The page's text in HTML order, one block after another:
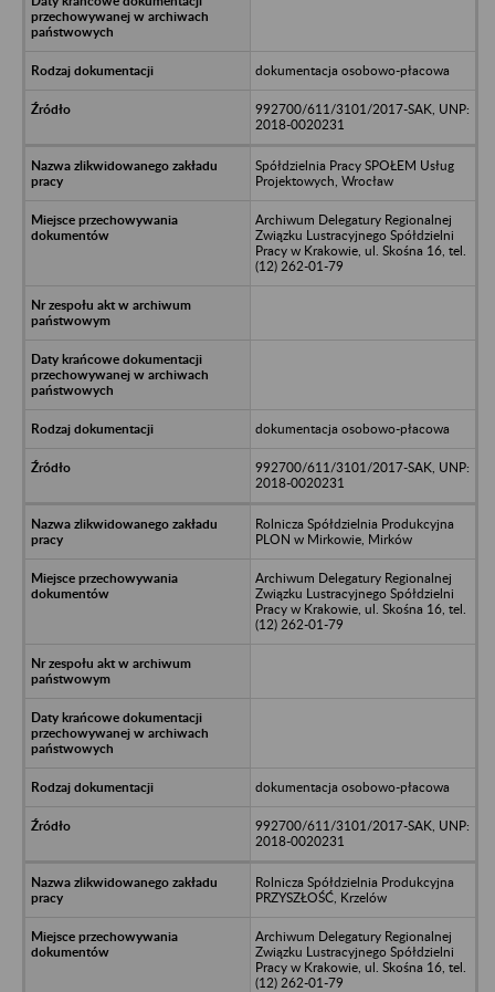
dokumentacja osobowo-płacowa
992700/611/3101/2017-SAK, UNP:
2018-0020231
Spółdzielnia Pracy SPOŁEM Usług
Projektowych, Wrocław
Archiwum Delegatury Regionalnej
Związku Lustracyjnego Spółdzielni
Pracy w Krakowie, ul. Skośna 16, tel.
(12) 262-01-79
dokumentacja osobowo-płacowa
992700/611/3101/2017-SAK, UNP:
2018-0020231
Rolnicza Spółdzielnia Produkcyjna
PLON w Mirkowie, Mirków
Archiwum Delegatury Regionalnej
Związku Lustracyjnego Spółdzielni
Pracy w Krakowie, ul. Skośna 16, tel.
(12) 262-01-79
dokumentacja osobowo-płacowa
992700/611/3101/2017-SAK, UNP:
2018-0020231
Rolnicza Spółdzielnia Produkcyjna
PRZYSZŁOŚĆ, Krzelów
Archiwum Delegatury Regionalnej
Związku Lustracyjnego Spółdzielni
Pracy w Krakowie, ul. Skośna 16, tel.
(12) 262-01-79